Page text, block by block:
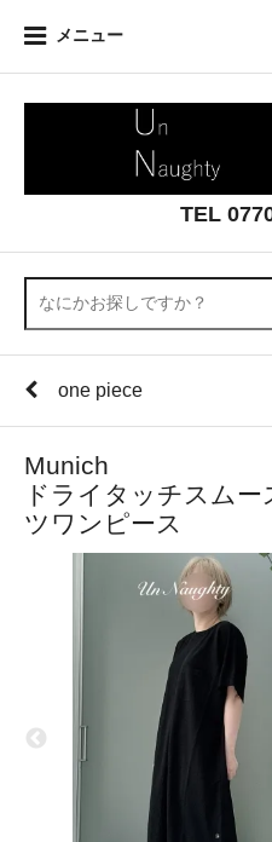
メニュー
TEL
one piece
Munich
ドライタッチスム
ツワンピース